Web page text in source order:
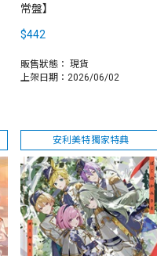
常盤】
$442
販售狀態： 現貨
上架日期：2026/06/02
安利美特獨家特典